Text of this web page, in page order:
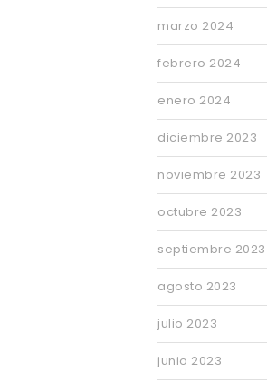
marzo 2024
febrero 2024
enero 2024
diciembre 2023
noviembre 2023
octubre 2023
septiembre 2023
agosto 2023
julio 2023
junio 2023